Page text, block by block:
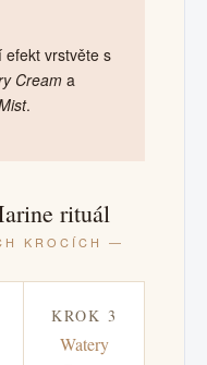
efekt vrstvěte s
Cream a
.
rituál
KROCÍCH —
KROK 3
Watery